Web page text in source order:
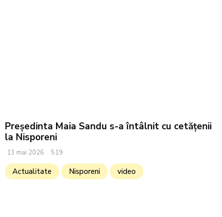
Președinta Maia Sandu s-a întâlnit cu cetățenii
la Nisporeni
13 mai 2026 519
Actualitate Nisporeni video